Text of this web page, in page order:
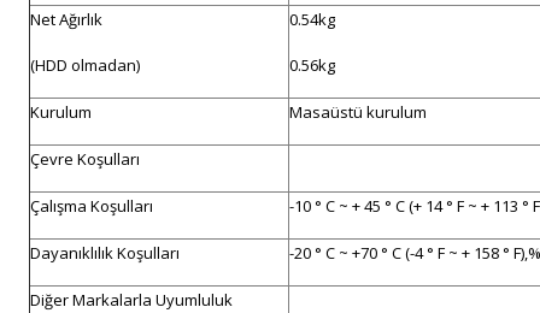
Net Ağırlık
(HDD olmadan)
0.54kg
0.56kg
Kurulum Masaüstü kurulum
Çevre Koşulları
Çalışma Koşulları -10 ° C ~ + 45 ° C (+ 14 ° F ~ + 113 °
Dayanıklılık Koşulları -20 ° C ~ +70 ° C (-4 ° F ~ + 158 °
Diğer Markalarla Uyumluluk